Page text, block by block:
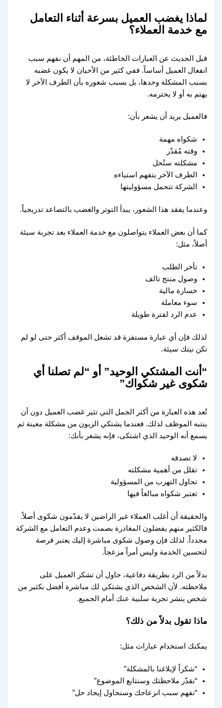
لماذا يغضب العميل بسرعة أثناء التعامل
مع خدمة العملاء؟
قبل الحديث عن العبارات الخاطئة، من المهم أن نفهم سبب
انفعال العميل أساساً. ففي كثير من الأحيان لا يكون غضبه
بسبب المشكلة وحدها، بل بسبب شعوره بأن الطرف الآخر لا
يهتم به أو لا يحترمه.
فالعميل يريد أن يشعر بأن:
شكواه مهمة
وقته مُقدّر
مشكلته ستُحل
الطرف الآخر يتفهم استياءه
الشركة تتحمل مسؤوليتها
وعندما يفقد هذا الشعور، يبدأ التوتر والغضب بالتصاعد تدريجياً.
كما أن بعض العملاء يتواصلون مع خدمة العملاء بعد تجربة سيئة
أصلاً، مثل:
تأخر الطلب
وصول منتج تالف
خسارة مالية
سوء معاملة
عدم الرد لفترة طويلة
لذلك فإن أي عبارة مستفزة قد تشعل الموقف أكثر حتى لو لم
تكن نيتك سيئة.
“أنت المشتكي الوحيد” أو “لم تصلنا أي
شكوى غير شكواك”
تُعد هذه العبارة من أكثر الجمل التي تثير غضب العميل دون أن
ينتبه الموظف لذلك. فعندما يشتكي الزبون من مشكلة معينة ثم
يسمع أنه الوحيد الذي اشتكى، فإنه يشعر بأنك:
لا تصدقه
تقلل من أهمية مشكلته
تحاول التهرب من المسؤولية
تعتبر شكواه مبالغاً فيها
والحقيقة أن أغلب العملاء غير الراضين لا يقدّمون شكوى أصلاً.
فالكثير منهم يفضلون المغادرة بصمت وعدم التعامل مع الشركة
مجدداً. لذلك فإن وصول شكوى مباشرة إليك يعتبر فرصة
لتحسين الخدمة وليس أمراً مزعجاً.
بدلاً من الرد بطريقة دفاعية، حاول أن تشكر العميل على
ملاحظته. لأن الشخص الذي يشتكي لك مباشرة أفضل بكثير من
شخص ينشر تجربة سلبية عنك أمام الجميع.
ماذا تقول بدلاً من ذلك؟
يمكنك استخدام عبارات مثل:
“شكراً لإبلاغنا بالمشكلة”
“نقدّر ملاحظتك وسنتابع الموضوع”
“نفهم سبب انزعاجك وسنحاول إيجاد حل”